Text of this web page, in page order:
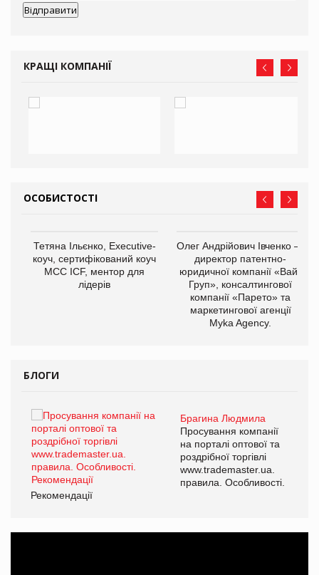
КРАЩІ КОМПАНІЇ
ОСОБИСТОСТІ
Тетяна Ільєнко, Executive-
коуч, сертифікований коуч
МСС ICF, ментор для
лідерів
Олег Андрійович Івченко —
директор патентно-
юридичної компанії «Вайз
Груп», консалтингової
компанії «Парето» та
маркетингової агенції
Myka Agency.
БЛОГИ
Брагина Людмила
Просування компанії
на порталі оптової та
роздрібної торгівлі
www.trademaster.ua.
правила. Особливості.
Рекомендації